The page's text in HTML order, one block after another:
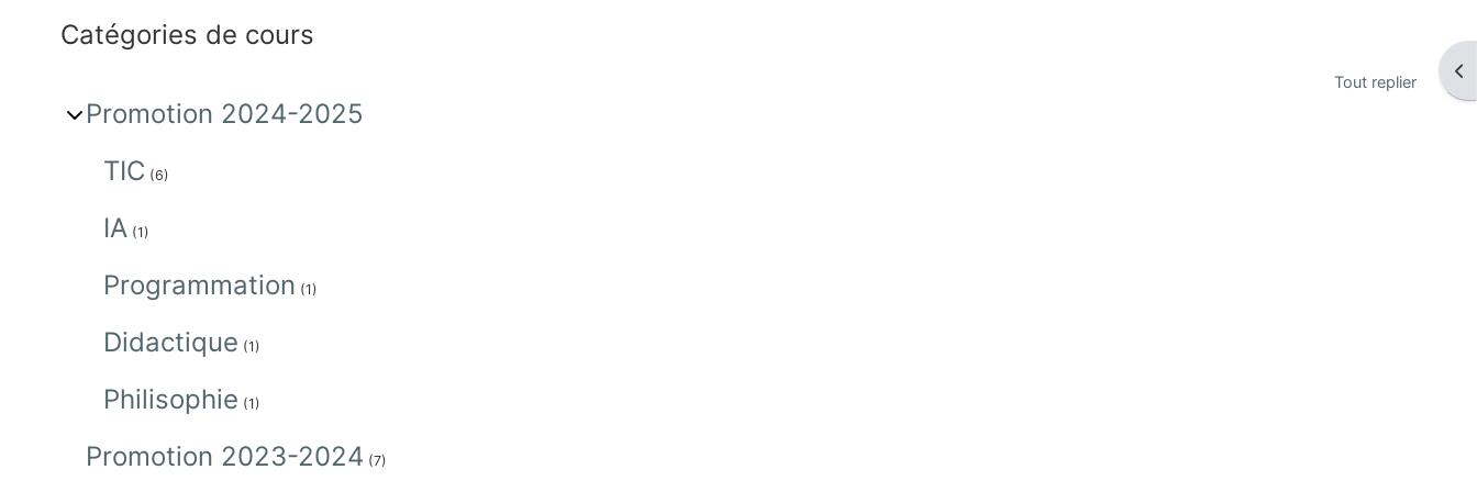
Catégories de cours
Tout replier
Promotion 2024-2025
TIC (6)
IA (1)
Programmation (1)
Didactique (1)
Philisophie (1)
Promotion 2023-2024 (7)